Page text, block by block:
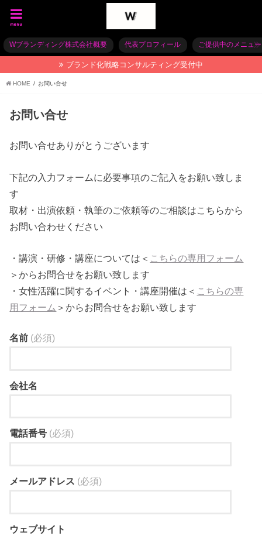
menu
Wブランディング株式会社概要 代表プロフィール ご提供中のメニュー
ブランド化戦略コンサルティング受付中
HOME お問い合せ
お問い合せ
お問い合せありがとうございます
下記の入力フォームに必要事項のご記入をお願い致しま
す
取材・出演依頼・執筆のご依頼等のご相談はこちらから
お問い合わせください
・講演・研修・講座については＜ こちらの専用フォーム
＞からお問合せをお願い致します
・女性活躍に関するイベント・講座開催は＜ こちらの専
用フォーム ＞からお問合せをお願い致します
名前 (必須)
会社名
電話番号 (必須)
メールアドレス (必須)
ウェブサイト